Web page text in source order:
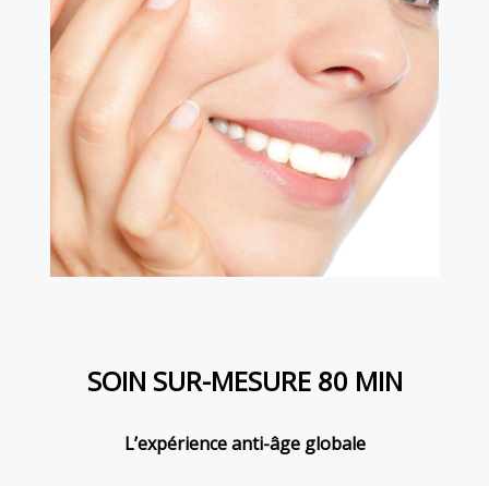
SOIN SUR-MESURE 80 MIN
L’expérience anti-âge globale